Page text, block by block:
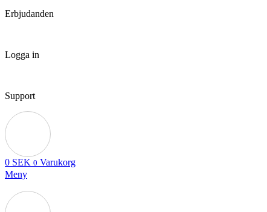
Erbjudanden
Logga in
Support
0 SEK 0 Varukorg
Meny